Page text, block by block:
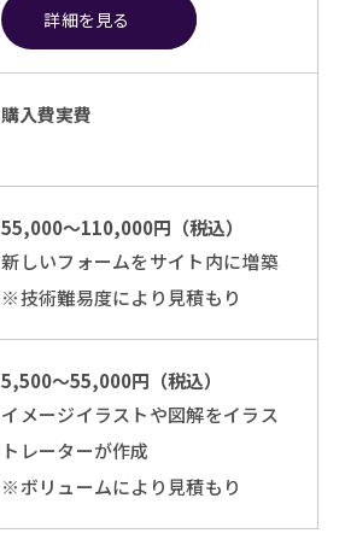
詳細を見る
購入費実費
55,000～110,000円（税込）
新しいフォームをサイト内に増築
※技術難易度により見積もり
5,500～55,000円（税込）
イメージイラストや図解をイラス
トレーターが作成
※ボリュームにより見積もり